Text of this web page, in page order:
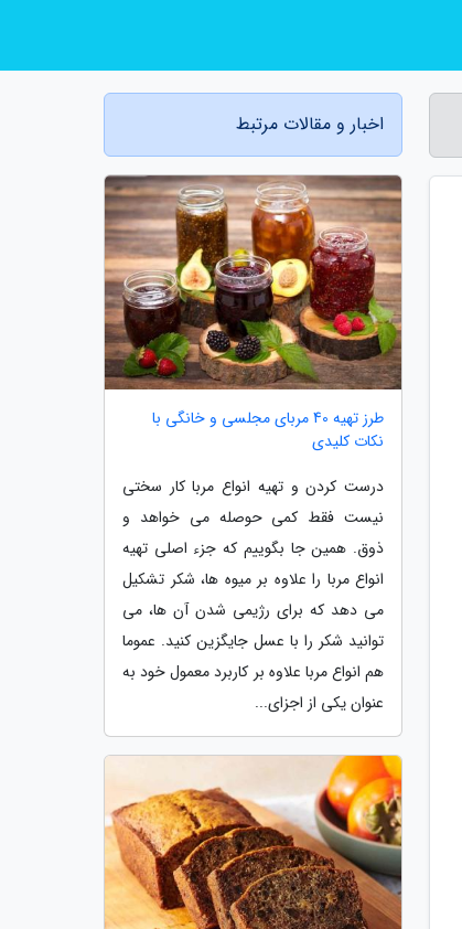
اخبار و مقالات مرتبط
طرز تهیه 40 مربای مجلسی و خانگی با
نکات کلیدی
درست کردن و تهیه انواع مربا کار سختی
نیست فقط کمی حوصله می خواهد و
ذوق. همین جا بگوییم که جزء اصلی تهیه
انواع مربا را علاوه بر میوه ها، شکر تشکیل
می دهد که برای رژیمی شدن آن ها، می
توانید شکر را با عسل جایگزین کنید. عموما
هم انواع مربا علاوه بر کاربرد معمول خود به
عنوان یکی از اجزای...